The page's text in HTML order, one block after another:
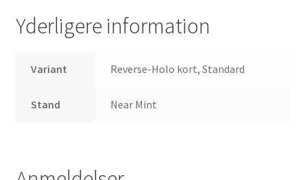
Yderligere information
Variant Reverse-Holo kort, Standard
Stand Near Mint